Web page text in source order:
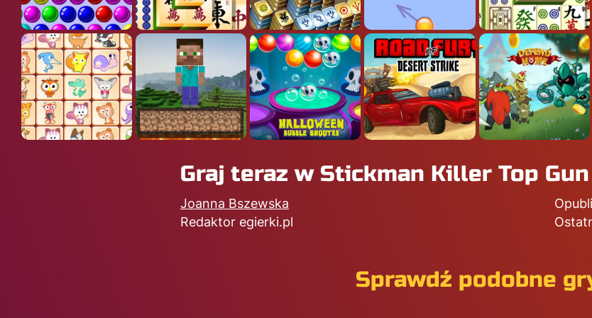
Graj teraz w Stickman Killer Top
Joanna Bszewska
Redaktor egierki.pl
Sprawdź podobne